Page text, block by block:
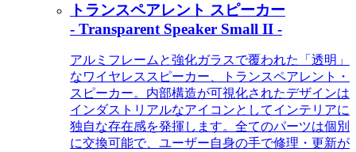
トランスペアレント スピーカー
- Transparent Speaker Small II -
アルミフレームと強化ガラスで覆われた「透明」
なワイヤレススピーカー、トランスペアレント・
スピーカー。内部構造が可視化されたデザインは
インダストリアルなアイコンとしてインテリアに
独自な存在感を発揮します。全てのパーツは個別
に交換可能で、ユーザー自身の手で修理・更新が